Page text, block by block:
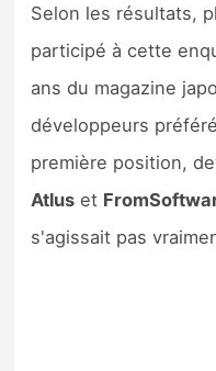
Selon les résultats,
participé à cette
ans du magazine
développeurs
première position,
Atlus et
s'agissait pas